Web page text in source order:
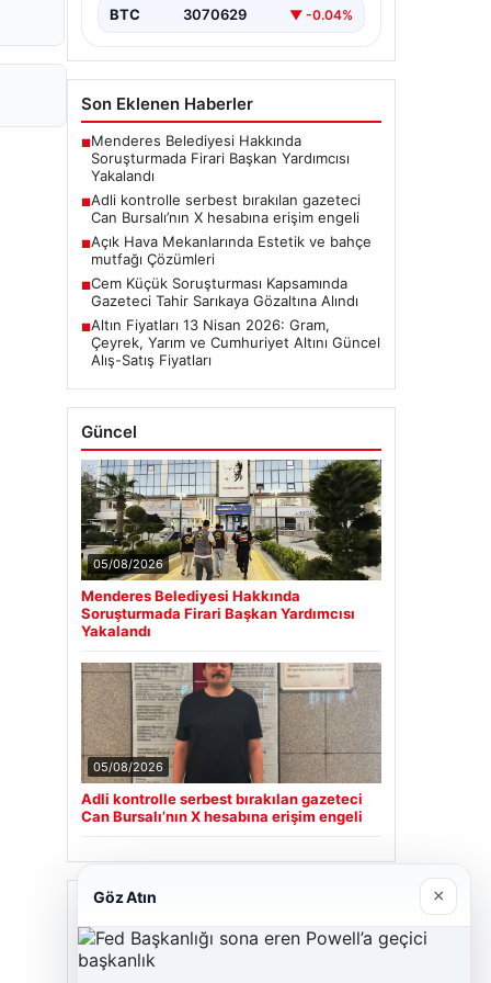
BTC 3070629 ▼ -0.04%
Son Eklenen Haberler
■Menderes Belediyesi Hakkında
Soruşturmada Firari Başkan Yardımcısı
Yakalandı
■Adli kontrolle serbest bırakılan gazeteci
Can Bursalı’nın X hesabına erişim engeli
■Açık Hava Mekanlarında Estetik ve bahçe
mutfağı Çözümleri
■Cem Küçük Soruşturması Kapsamında
Gazeteci Tahir Sarıkaya Gözaltına Alındı
■Altın Fiyatları 13 Nisan 2026: Gram,
Çeyrek, Yarım ve Cumhuriyet Altını Güncel
Alış-Satış Fiyatları
Güncel
05/08/2026
Menderes Belediyesi Hakkında
Soruşturmada Firari Başkan Yardımcısı
Yakalandı
05/08/2026
Adli kontrolle serbest bırakılan gazeteci
Can Bursalı’nın X hesabına erişim engeli
Son Eklenen Firmalar
Cengiz Sigorta
Göz Atın ×